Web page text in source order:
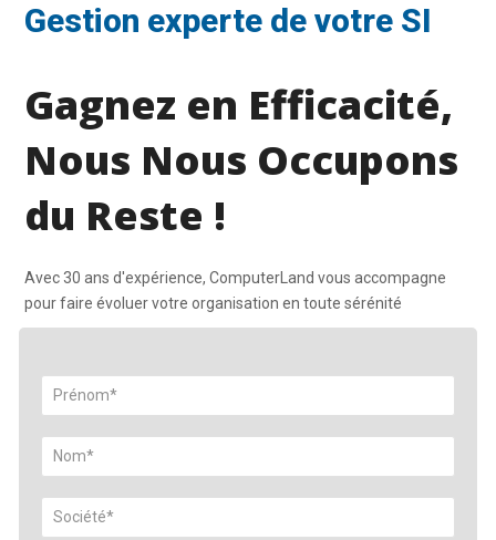
Gestion experte de votre SI
Gagnez en Efficacité,
Nous Nous Occupons
du Reste !
Avec 30 ans d'expérience, ComputerLand vous accompagne
pour faire évoluer votre organisation en toute sérénité